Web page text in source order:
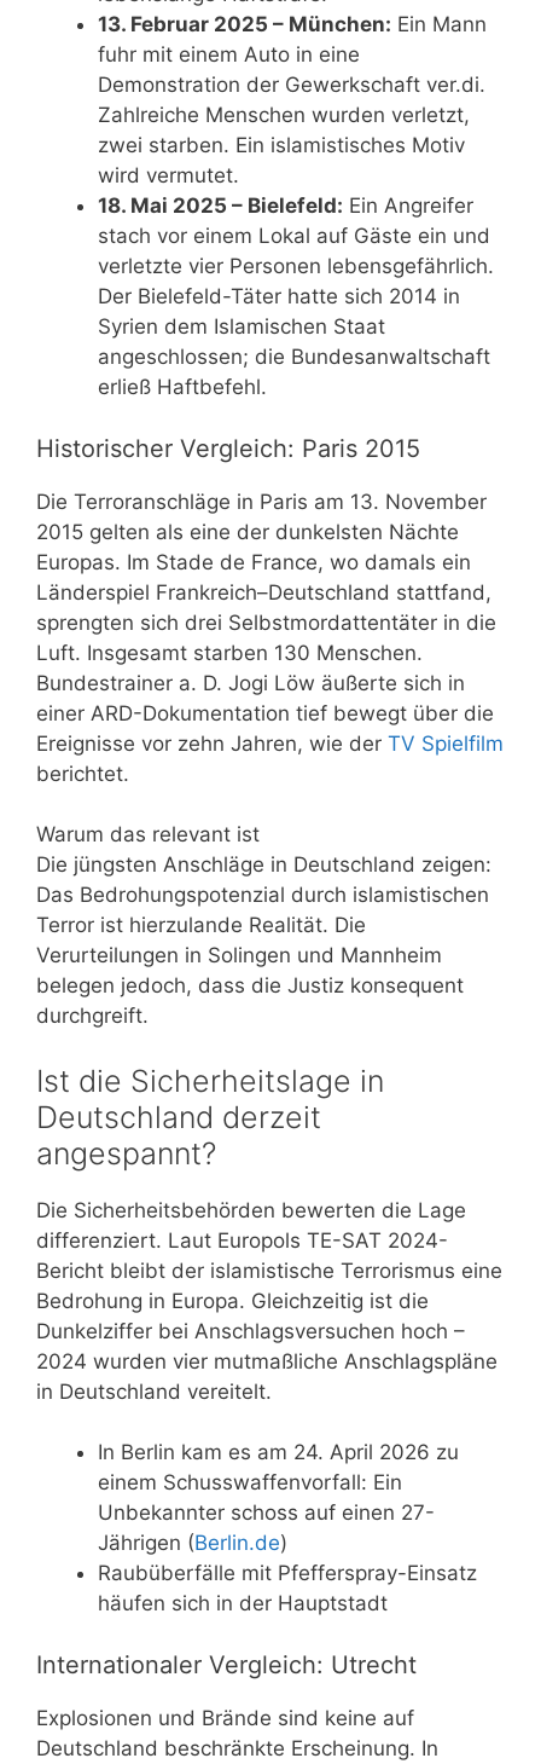
13. Februar 2025 – München: Ein Mann
fuhr mit einem Auto in eine
Demonstration der Gewerkschaft ver.di.
Zahlreiche Menschen wurden verletzt,
zwei starben. Ein islamistisches Motiv
wird vermutet.
18. Mai 2025 – Bielefeld: Ein Angreifer
stach vor einem Lokal auf Gäste ein und
verletzte vier Personen lebensgefährlich.
Der Bielefeld-Täter hatte sich 2014 in
Syrien dem Islamischen Staat
angeschlossen; die Bundesanwaltschaft
erließ Haftbefehl.
Historischer Vergleich: Paris 2015
Die Terroranschläge in Paris am 13. November
2015 gelten als eine der dunkelsten Nächte
Europas. Im Stade de France, wo damals ein
Länderspiel Frankreich–Deutschland stattfand,
sprengten sich drei Selbstmordattentäter in die
Luft. Insgesamt starben 130 Menschen.
Bundestrainer a. D. Jogi Löw äußerte sich in
einer ARD-Dokumentation tief bewegt über die
Ereignisse vor zehn Jahren, wie der TV Spielfilm
berichtet.
Warum das relevant ist
Die jüngsten Anschläge in Deutschland zeigen:
Das Bedrohungspotenzial durch islamistischen
Terror ist hierzulande Realität. Die
Verurteilungen in Solingen und Mannheim
belegen jedoch, dass die Justiz konsequent
durchgreift.
Ist die Sicherheitslage in
Deutschland derzeit
angespannt?
Die Sicherheitsbehörden bewerten die Lage
differenziert. Laut Europols TE-SAT 2024-
Bericht bleibt der islamistische Terrorismus eine
Bedrohung in Europa. Gleichzeitig ist die
Dunkelziffer bei Anschlagsversuchen hoch –
2024 wurden vier mutmaßliche Anschlagspläne
in Deutschland vereitelt.
In Berlin kam es am 24. April 2026 zu
einem Schusswaffenvorfall: Ein
Unbekannter schoss auf einen 27-
Jährigen (Berlin.de)
Raubüberfälle mit Pfefferspray-Einsatz
häufen sich in der Hauptstadt
Internationaler Vergleich: Utrecht
Explosionen und Brände sind keine auf
Deutschland beschränkte Erscheinung. In